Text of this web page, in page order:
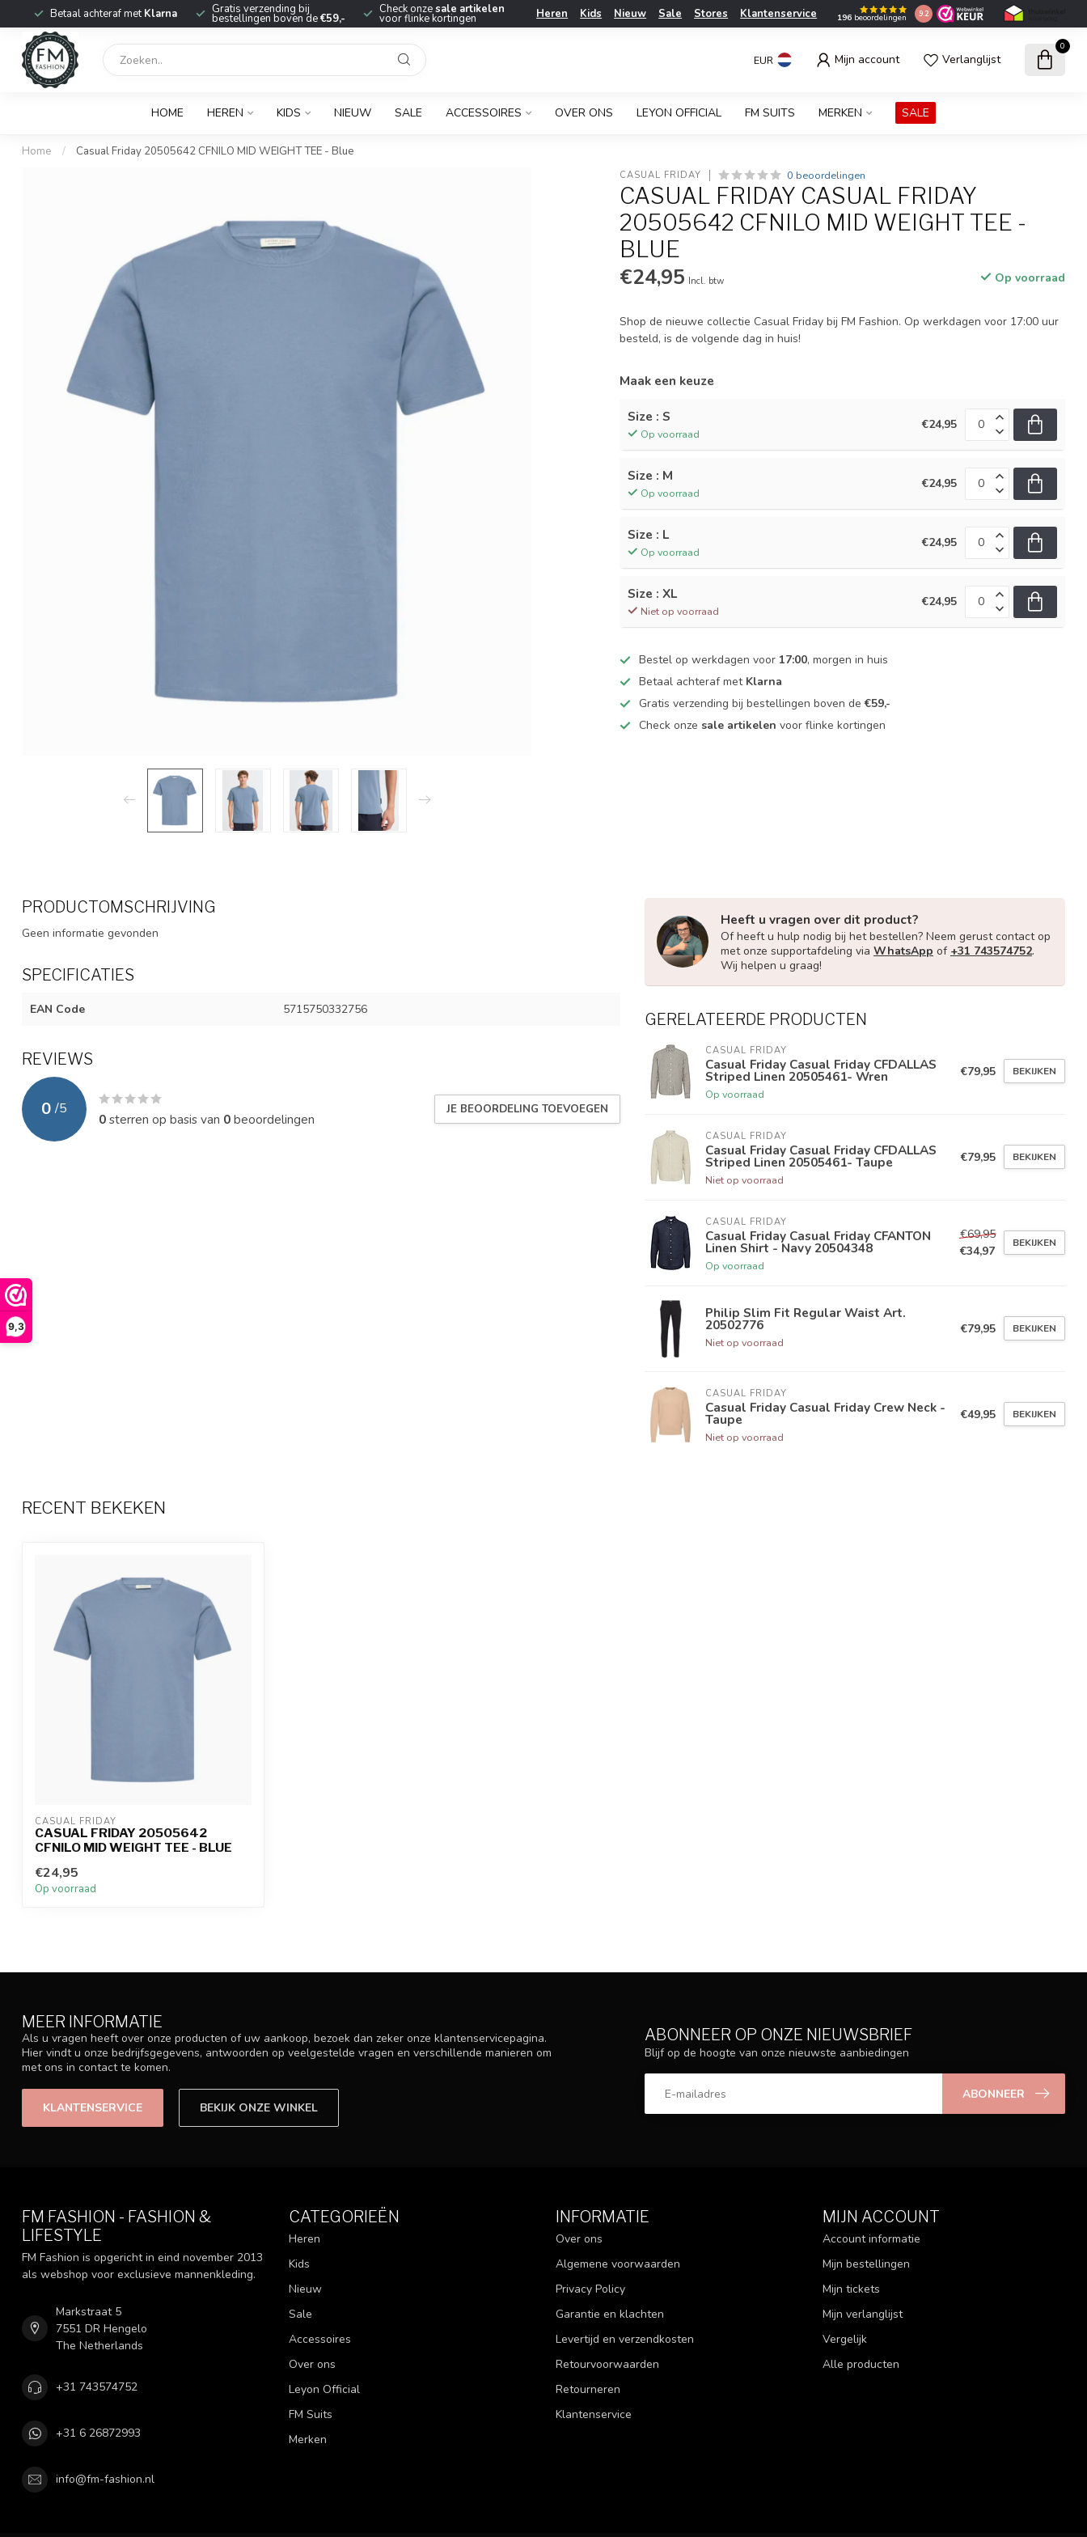
9,3
Betaal achteraf metKlarna Gratis verzending bij
bestellingen boven de€59,-
Check onzesale artikelen
voor flinke kortingen Heren Kids Nieuw Sale Stores Klantenservice 196 beoordelingen 9.2
EUR Mijn account Verlanglijst
0
HOME HEREN KIDS NIEUW SALE ACCESSOIRES OVER ONS LEYON OFFICIAL FM SUITS MERKEN SALE
Home / Casual Friday 20505642 CFNILO MID WEIGHT TEE - Blue
CASUAL FRIDAY 0 beoordelingen
CASUAL FRIDAY CASUAL FRIDAY
20505642 CFNILO MID WEIGHT TEE -
BLUE
€24,95 Incl. btw Op voorraad
Shop de nieuwe collectie Casual Friday bij FM Fashion. Op werkdagen voor 17:00 uur
besteld, is de volgende dag in huis!
Maak een keuze
Size : S
Op voorraad
€24,95
Size : M
Op voorraad
€24,95
Size : L
Op voorraad
€24,95
Size : XL
Niet op voorraad
€24,95
Bestel op werkdagen voor 17:00, morgen in huis
Betaal achteraf met Klarna
Gratis verzending bij bestellingen boven de€59,-
Check onze sale artikelen voor flinke kortingen
PRODUCTOMSCHRIJVING
Geen informatie gevonden
SPECIFICATIES
EAN Code 5715750332756
REVIEWS
0 /5
0sterren op basis van 0beoordelingen
JE BEOORDELING TOEVOEGEN
Heeft u vragen over dit product?
Of heeft u hulp nodig bij het bestellen? Neem gerust contact op
met onze supportafdeling via WhatsApp of +31 743574752.
Wij helpen u graag!
GERELATEERDE PRODUCTEN
CASUAL FRIDAY
Casual Friday Casual Friday CFDALLAS
Striped Linen 20505461- Wren
Op voorraad
€79,95 BEKIJKEN
CASUAL FRIDAY
Casual Friday Casual Friday CFDALLAS
Striped Linen 20505461- Taupe
Niet op voorraad
€79,95 BEKIJKEN
CASUAL FRIDAY
Casual Friday Casual Friday CFANTON
Linen Shirt - Navy 20504348
Op voorraad
€69,95
€34,97
BEKIJKEN
Philip Slim Fit Regular Waist Art.
20502776
Niet op voorraad
€79,95 BEKIJKEN
CASUAL FRIDAY
Casual Friday Casual Friday Crew Neck -
Taupe
Niet op voorraad
€49,95 BEKIJKEN
RECENT BEKEKEN
CASUAL FRIDAY
CASUAL FRIDAY 20505642
CFNILO MID WEIGHT TEE - BLUE
€24,95
Op voorraad
MEER INFORMATIE
Als u vragen heeft over onze producten of uw aankoop, bezoek dan zeker onze klantenservicepagina.
Hier vindt u onze bedrijfsgegevens, antwoorden op veelgestelde vragen en verschillende manieren om
met ons in contact te komen.
KLANTENSERVICE BEKIJK ONZE WINKEL
ABONNEER OP ONZE NIEUWSBRIEF
Blijf op de hoogte van onze nieuwste aanbiedingen
ABONNEER
FM FASHION - FASHION &
LIFESTYLE
FM Fashion is opgericht in eind november 2013
als webshop voor exclusieve mannenkleding.
Markstraat 5
7551 DR Hengelo
The Netherlands
+31 743574752
+31 6 26872993
info@fm-fashion.nl
CATEGORIEËN
Heren
Kids
Nieuw
Sale
Accessoires
Over ons
Leyon Official
FM Suits
Merken
INFORMATIE
Over ons
Algemene voorwaarden
Privacy Policy
Garantie en klachten
Levertijd en verzendkosten
Retourvoorwaarden
Retourneren
Klantenservice
MIJN ACCOUNT
Account informatie
Mijn bestellingen
Mijn tickets
Mijn verlanglijst
Vergelijk
Alle producten